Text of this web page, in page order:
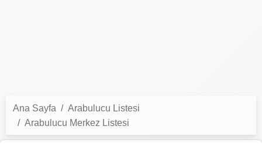
Ana Sayfa
Arabulucu Listesi
Arabulucu Merkez Listesi